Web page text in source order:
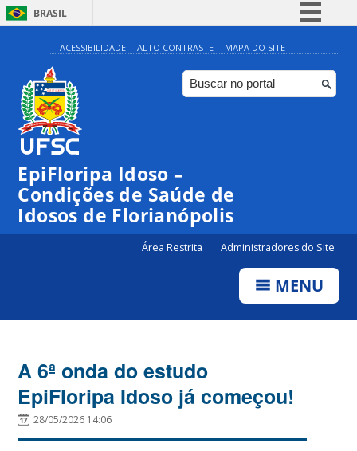
BRASIL
Simplifique!
Comunica BR
Participe
ACESSIBILIDADE ALTO CONTRASTE MAPA DO SITE
EpiFloripa Idoso –
Condições de Saúde de
Idosos de Florianópolis
Área Restrita Administradores do Site
MENU
A 6ª onda do estudo
EpiFloripa Idoso já começou!
28/05/2026 14:06